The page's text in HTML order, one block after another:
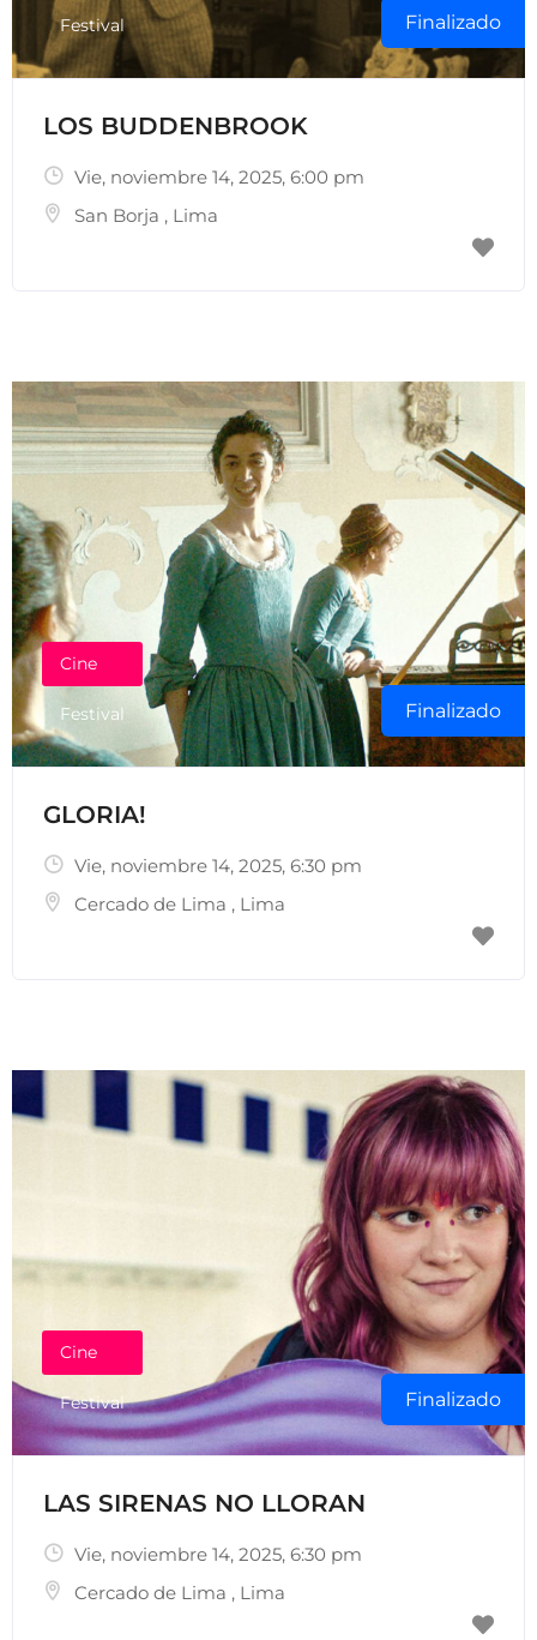
Festival
LOS BUDDENBROOK
Finalizado
Vie, noviembre 14, 2025, 6:00 pm
San Borja , Lima
Cine
Festival
GLORIA!
Finalizado
Vie, noviembre 14, 2025, 6:30 pm
Cercado de Lima , Lima
Cine
Festival
LAS SIRENAS NO LLORAN
Finalizado
Vie, noviembre 14, 2025, 6:30 pm
Cercado de Lima , Lima